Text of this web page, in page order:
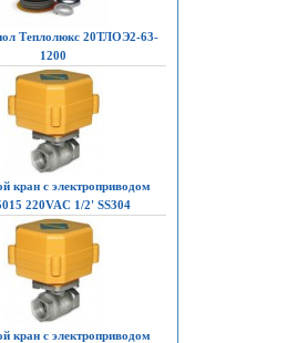
Теплолюкс 20ТЛОЭ2-63-
1200
кран с электроприводом
220VAC 1/2' SS304
кран с электроприводом